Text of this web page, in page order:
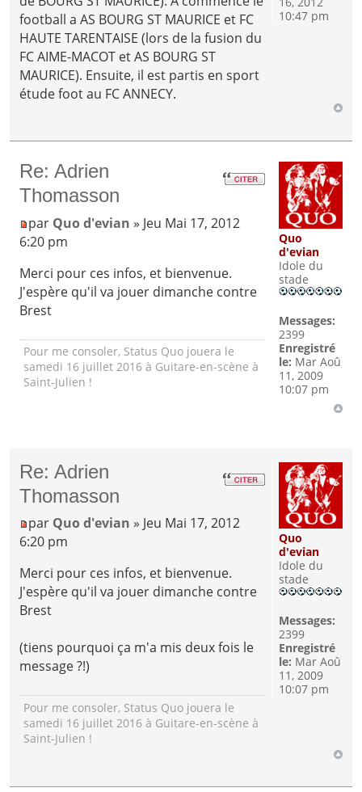
football a AS BOURG ST MAURICE et FC
HAUTE TARENTAISE (lors de la fusion du
FC AIME-MACOT et AS BOURG ST
MAURICE). Ensuite, il est partis en sport
étude foot au FC ANNECY.
10:47 pm
Re: Adrien
Thomasson
par Quo d'evian » Jeu Mai 17, 2012
6:20 pm
Merci pour ces infos, et bienvenue.
J'espère qu'il va jouer dimanche contre
Brest
Pour me consoler, Status Quo jouera le
samedi 16 juillet 2016 à Guitare-en-scène à
Saint-Julien !
Quo
d'evian
Idole du
stade
Messages:
2399
Enregistré
le: Mar Aoû
11, 2009
10:07 pm
Re: Adrien
Thomasson
par Quo d'evian » Jeu Mai 17, 2012
6:20 pm
Merci pour ces infos, et bienvenue.
J'espère qu'il va jouer dimanche contre
Brest
(tiens pourquoi ça m'a mis deux fois le
message ?!)
Pour me consoler, Status Quo jouera le
samedi 16 juillet 2016 à Guitare-en-scène à
Saint-Julien !
Quo
d'evian
Idole du
stade
Messages:
2399
Enregistré
le: Mar Aoû
11, 2009
10:07 pm